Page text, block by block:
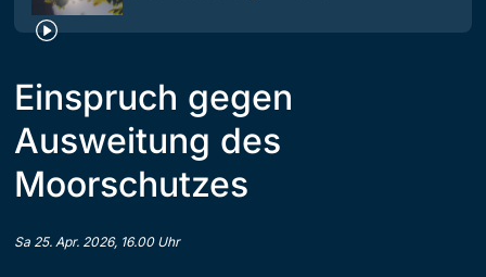
Einspruch gegen
Ausweitung des
Moorschutzes
Sa 25. Apr. 2026, 16.00 Uhr